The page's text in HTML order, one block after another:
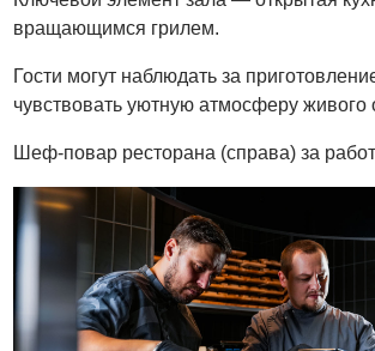
вращающимся грилем.
Гости могут наблюдать за
чувствовать уютную атмосферу живого
Шеф-повар ресторана (справа) за